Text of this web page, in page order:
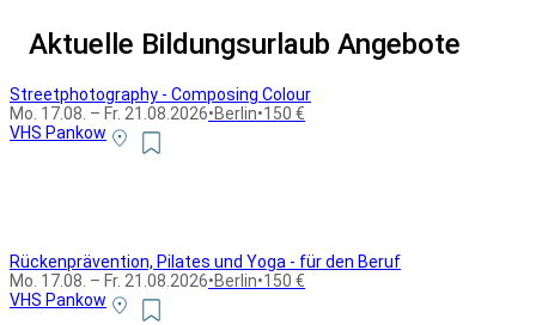
Aktuelle Bildungsurlaub Angebote
Streetphotography - Composing Colour
Mo. 17.08. – Fr. 21.08.2026•Berlin•150 €
VHS Pankow
Rückenprävention, Pilates und Yoga - für den Beruf
Mo. 17.08. – Fr. 21.08.2026•Berlin•150 €
VHS Pankow